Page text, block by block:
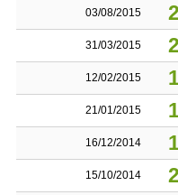
03/08/2015
31/03/2015
12/02/2015
21/01/2015
16/12/2014
15/10/2014